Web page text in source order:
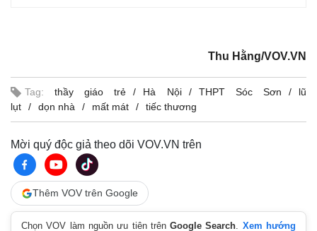
Thu Hằng/VOV.VN
Tag: thầy giáo trẻ Hà Nội THPT Sóc Sơn
lũ
lụt
dọn nhà mất mát tiếc thương
Mời quý độc giả theo dõi VOV.VN trên
Thêm VOV trên Google
Chọn VOV làm nguồn ưu tiên trênGoogle Search. Xem hướng